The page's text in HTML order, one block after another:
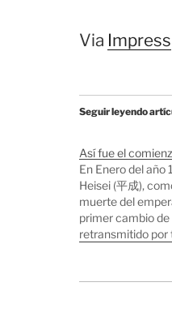
Via Impress
Seguir leyendo
Así fue el
En Enero del año
Heisei (平成),
muerte del
primer cambio de
retransmitido por
año 2007. La